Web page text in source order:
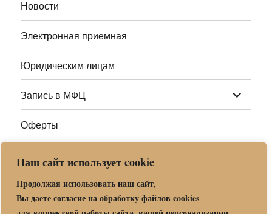
Наш сайт использует cookie
Продолжая использовать наш сайт,
Вы даете согласие на обработку файлов cookies
Новости
Электронная приемная
Юридическим лицам
Запись в МФЦ раскрыть
дочернее
меню
Оферты
Адреса МФЦ МО